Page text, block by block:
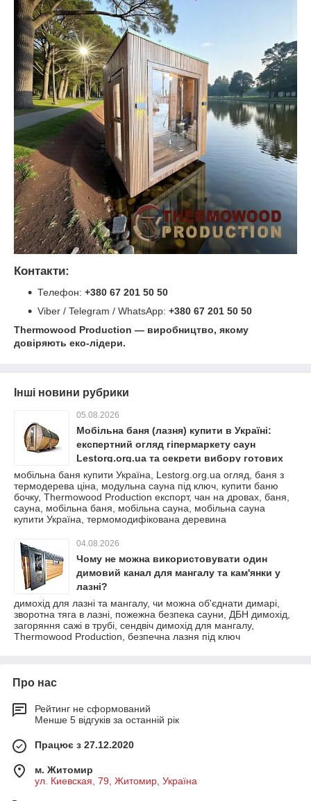
Контакти:
Телефон: +380 67 201 50 50
Viber / Telegram / WhatsApp: +380 67 201 50 50
Thermowood Production — виробництво, якому
довіряють еко-лідери.
Інші новини рубрики
05.08.2026
Мобільна баня (лазня) купити в Україні:
експертний огляд гіпермаркету саун
Lestorg.org.ua та секрети вибору готових
рішень для екотуризму
мобільна баня купити Україна, Lestorg.org.ua огляд, баня з
термодерева ціна, модульна сауна під ключ, купити баню
бочку, Thermowood Production експорт, чан на дровах, баня,
сауна, мобільна баня, мобільна сауна, мобільна сауна
купити Україна, термомодифікована деревина
04.08.2026
Чому не можна використовувати один
димовий канал для мангалу та кам'янки у
лазні?
димохід для лазні та мангалу, чи можна об'єднати димарі,
зворотна тяга в лазні, пожежна безпека сауни, ДБН димохід,
загоряння сажі в трубі, сендвіч димохід для мангалу,
Thermowood Production, безпечна лазня під ключ
Про нас
Рейтинг не сформований
Менше 5 відгуків за останній рік
Працює з 27.12.2020
м. Житомир
ул. Киевская, 79, Житомир, Україна